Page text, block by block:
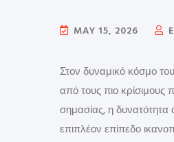
MAY 15, 2026
Στον δυναμικό κόσμο
από τους πιο κρίσιμους
σημασίας, η
επιπλέον επίπεδο